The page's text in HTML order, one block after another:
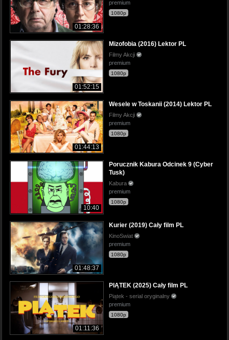
01:28:36
premium
1080p
01:52:15
Mizofobia (2016) Lektor PL
Filmy Akcji
premium
1080p
01:44:13
Wesele w Toskanii (2014) Lektor PL
Filmy Akcji
premium
1080p
10:40
Porucznik Kabura Odcinek 9 (Cyber
Tusk)
Kabura
premium
1080p
01:48:37
Kurier (2019) Cały film PL
KinoSwiat
premium
1080p
01:11:36
PIĄTEK (2025) Cały film PL
Piątek - serial oryginalny
premium
1080p